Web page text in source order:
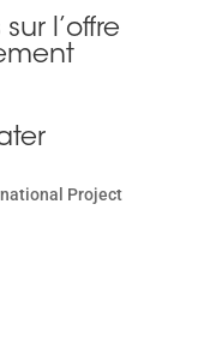
l’offre
Project